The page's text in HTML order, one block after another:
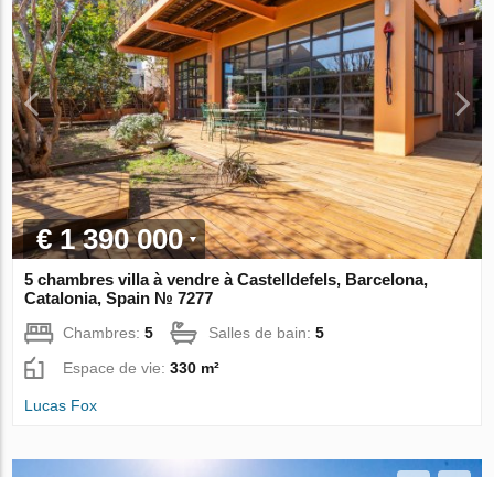
€ 1 390 000
5 chambres villa à vendre à Castelldefels, Barcelona,
Catalonia, Spain № 7277
Chambres:5 Salles de bain:5
Espace de vie:330 m²
Lucas Fox